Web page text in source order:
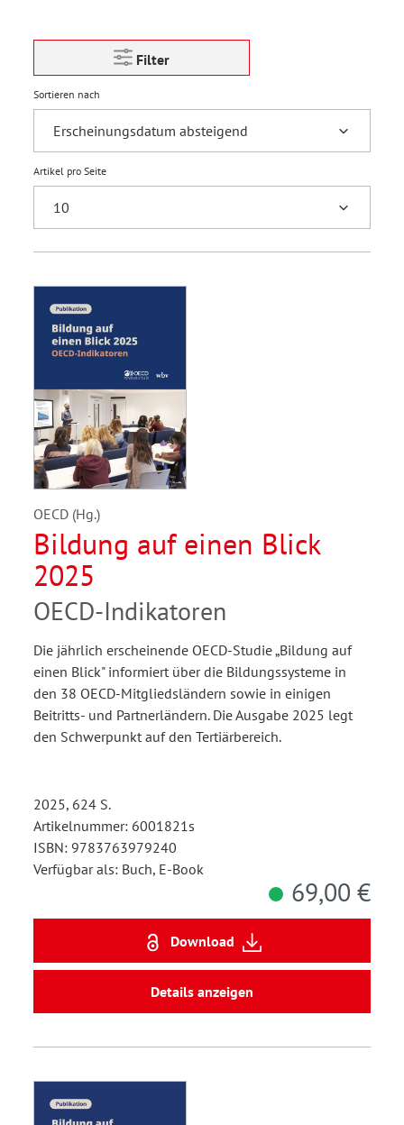
Filter
Sortieren nach
Artikel pro Seite
OECD (Hg.)
Bildung auf einen Blick
2025
OECD-Indikatoren
Die jährlich erscheinende OECD-Studie „Bildung auf
einen Blick" informiert über die Bildungssysteme in
den 38 OECD-Mitgliedsländern sowie in einigen
Beitritts- und Partnerländern. Die Ausgabe 2025 legt
den Schwerpunkt auf den Tertiärbereich.
2025, 624 S.
Artikelnummer: 6001821s
ISBN: 9783763979240
Verfügbar als: Buch, E-Book
69,00 €
Download
Details anzeigen